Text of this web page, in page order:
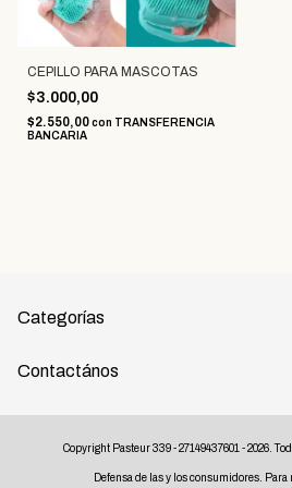
CEPILLO PARA MASCOTAS
$3.000,00
$2.550,00con TRANSFERENCIA
BANCARIA
Categorías
Contactános
Copyright Pasteur 339 - 27149437601 - 2026.
Defensa de las y los consumidores. Para